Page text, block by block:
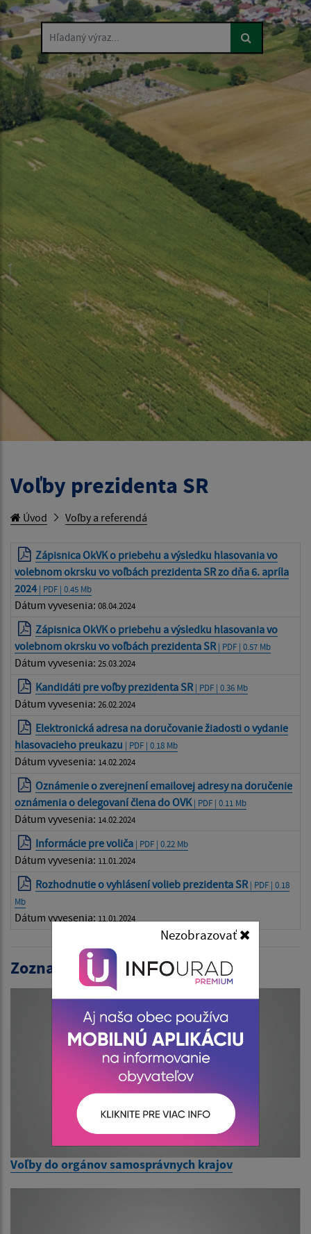
Hľadaný výraz...
Voľby prezidenta SR
Úvod Voľby a referendá
Zápisnica OkVK o priebehu a výsledku hlasovania vo
volebnom okrsku vo voľbách prezidenta SR zo dňa 6. apríla
2024 | PDF | 0.45 Mb
Dátum vyvesenia: 08.04.2024
Zápisnica OkVK o priebehu a výsledku hlasovania vo
volebnom okrsku vo voľbách prezidenta SR | PDF | 0.57 Mb
Dátum vyvesenia: 25.03.2024
Kandidáti pre voľby prezidenta SR | PDF | 0.36 Mb
Dátum vyvesenia: 26.02.2024
Elektronická adresa na doručovanie žiadosti o vydanie
hlasovacieho preukazu | PDF | 0.18 Mb
Dátum vyvesenia: 14.02.2024
Oznámenie o zverejnení emailovej adresy na doručenie
oznámenia o delegovaní člena do OVK| PDF | 0.11 Mb
Dátum vyvesenia: 14.02.2024
Informácie pre voliča | PDF | 0.22 Mb
Dátum vyvesenia: 11.01.2024
Rozhodnutie o vyhlásení volieb prezidenta SR | PDF | 0.18
Mb
Dátum vyvesenia: 11.01.2024
Zoznam volieb:
Voľby do orgánov samosprávnych krajov
Nezobrazovať